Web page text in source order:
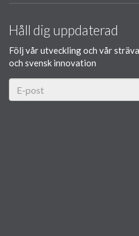
Håll dig uppdaterad
Följ vår utveckling och vår
och svensk innovation